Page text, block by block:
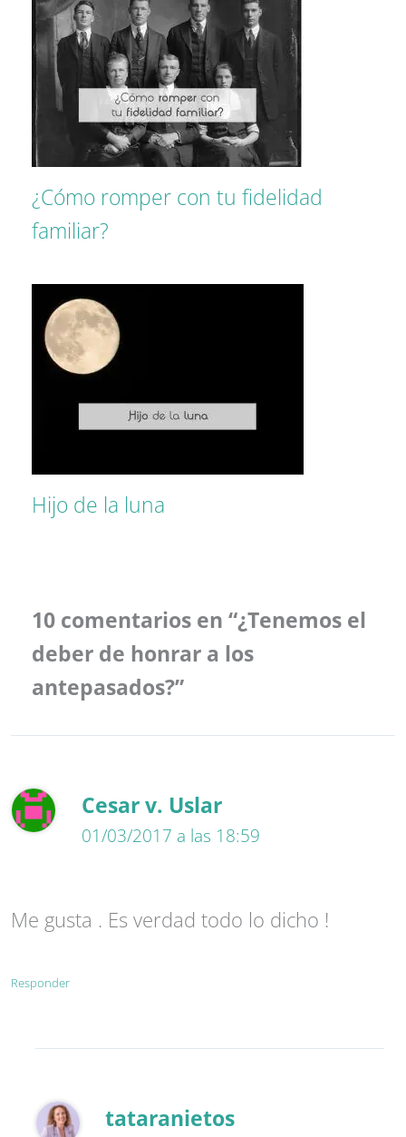
¿Cómo romper con tu fidelidad
familiar?
Hijo de la luna
10 comentarios en “¿Tenemos el
deber de honrar a los
antepasados?”
Cesar v. Uslar
01/03/2017 a las 18:59
Me gusta . Es verdad todo lo dicho !
Responder
tataranietos